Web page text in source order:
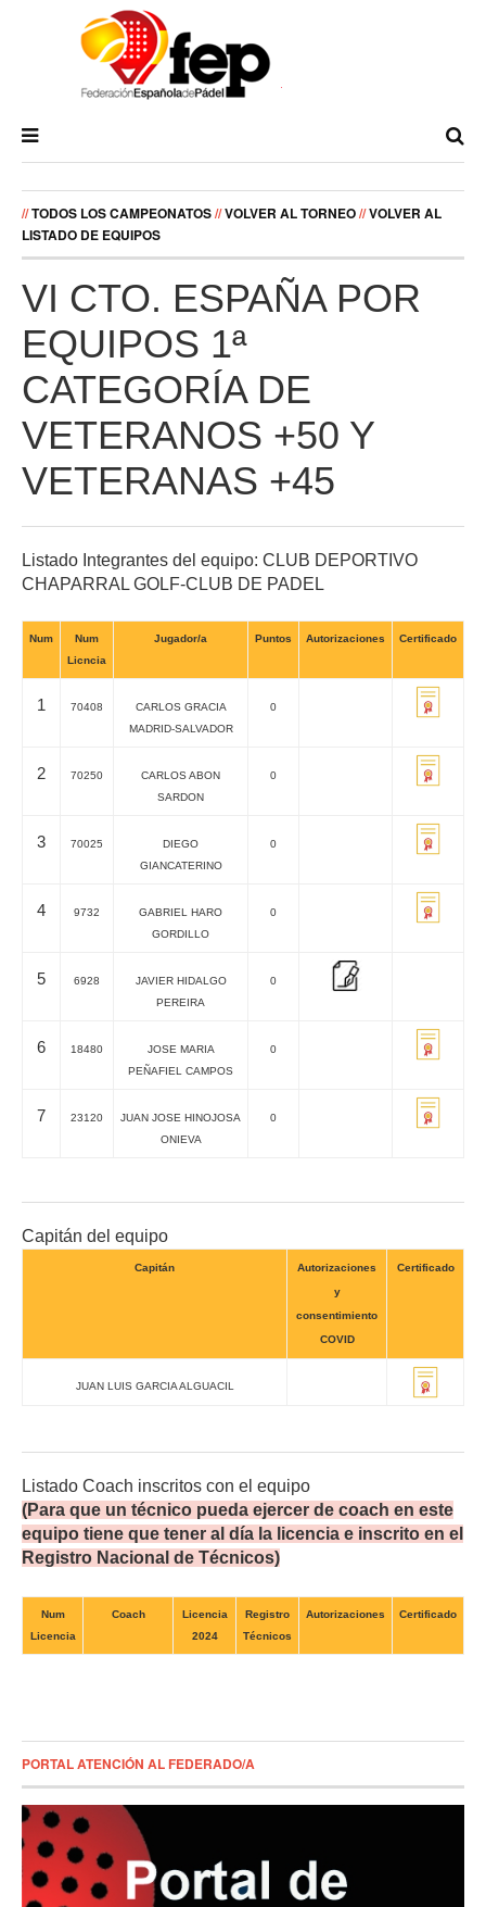
//TODOS LOS CAMPEONATOS//VOLVER AL TORNEO//VOLVER AL
LISTADO DE EQUIPOS
VI CTO. ESPAÑA POR
EQUIPOS 1ª
CATEGORÍA DE
VETERANOS +50 Y
VETERANAS +45
Listado Integrantes del equipo: CLUB DEPORTIVO
CHAPARRAL GOLF-CLUB DE PADEL
Num
Num
Licncia
Jugador/a Puntos Autorizaciones Certificado
1 70408
CARLOS GRACIA
MADRID-SALVADOR
0
2 70250
CARLOS ABON
SARDON
0
3 70025
DIEGO
GIANCATERINO
0
4 9732
GABRIEL HARO
GORDILLO
0
5 6928
JAVIER HIDALGO
PEREIRA
0
6 18480
JOSE MARIA
PEÑAFIEL CAMPOS
0
7 23120
JUAN JOSE HINOJOSA
ONIEVA
0
Capitán del equipo
Capitán
Autorizaciones
y
consentimiento
COVID
Certificado
JUAN LUIS GARCIA ALGUACIL
Listado Coach inscritos con el equipo
(Para que un técnico pueda ejercer de coach en este
equipo tiene que tener al día la licencia e inscrito en el
Registro Nacional de Técnicos)
Num
Licencia
Coach
Licencia
2024
Registro
Técnicos
Autorizaciones Certificado
PORTAL ATENCIÓN AL FEDERADO/A